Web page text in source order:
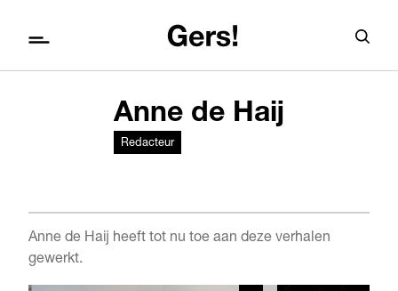
Anne de Haij
Redacteur
Anne de Haij heeft tot nu toe aan deze verhalen
gewerkt.